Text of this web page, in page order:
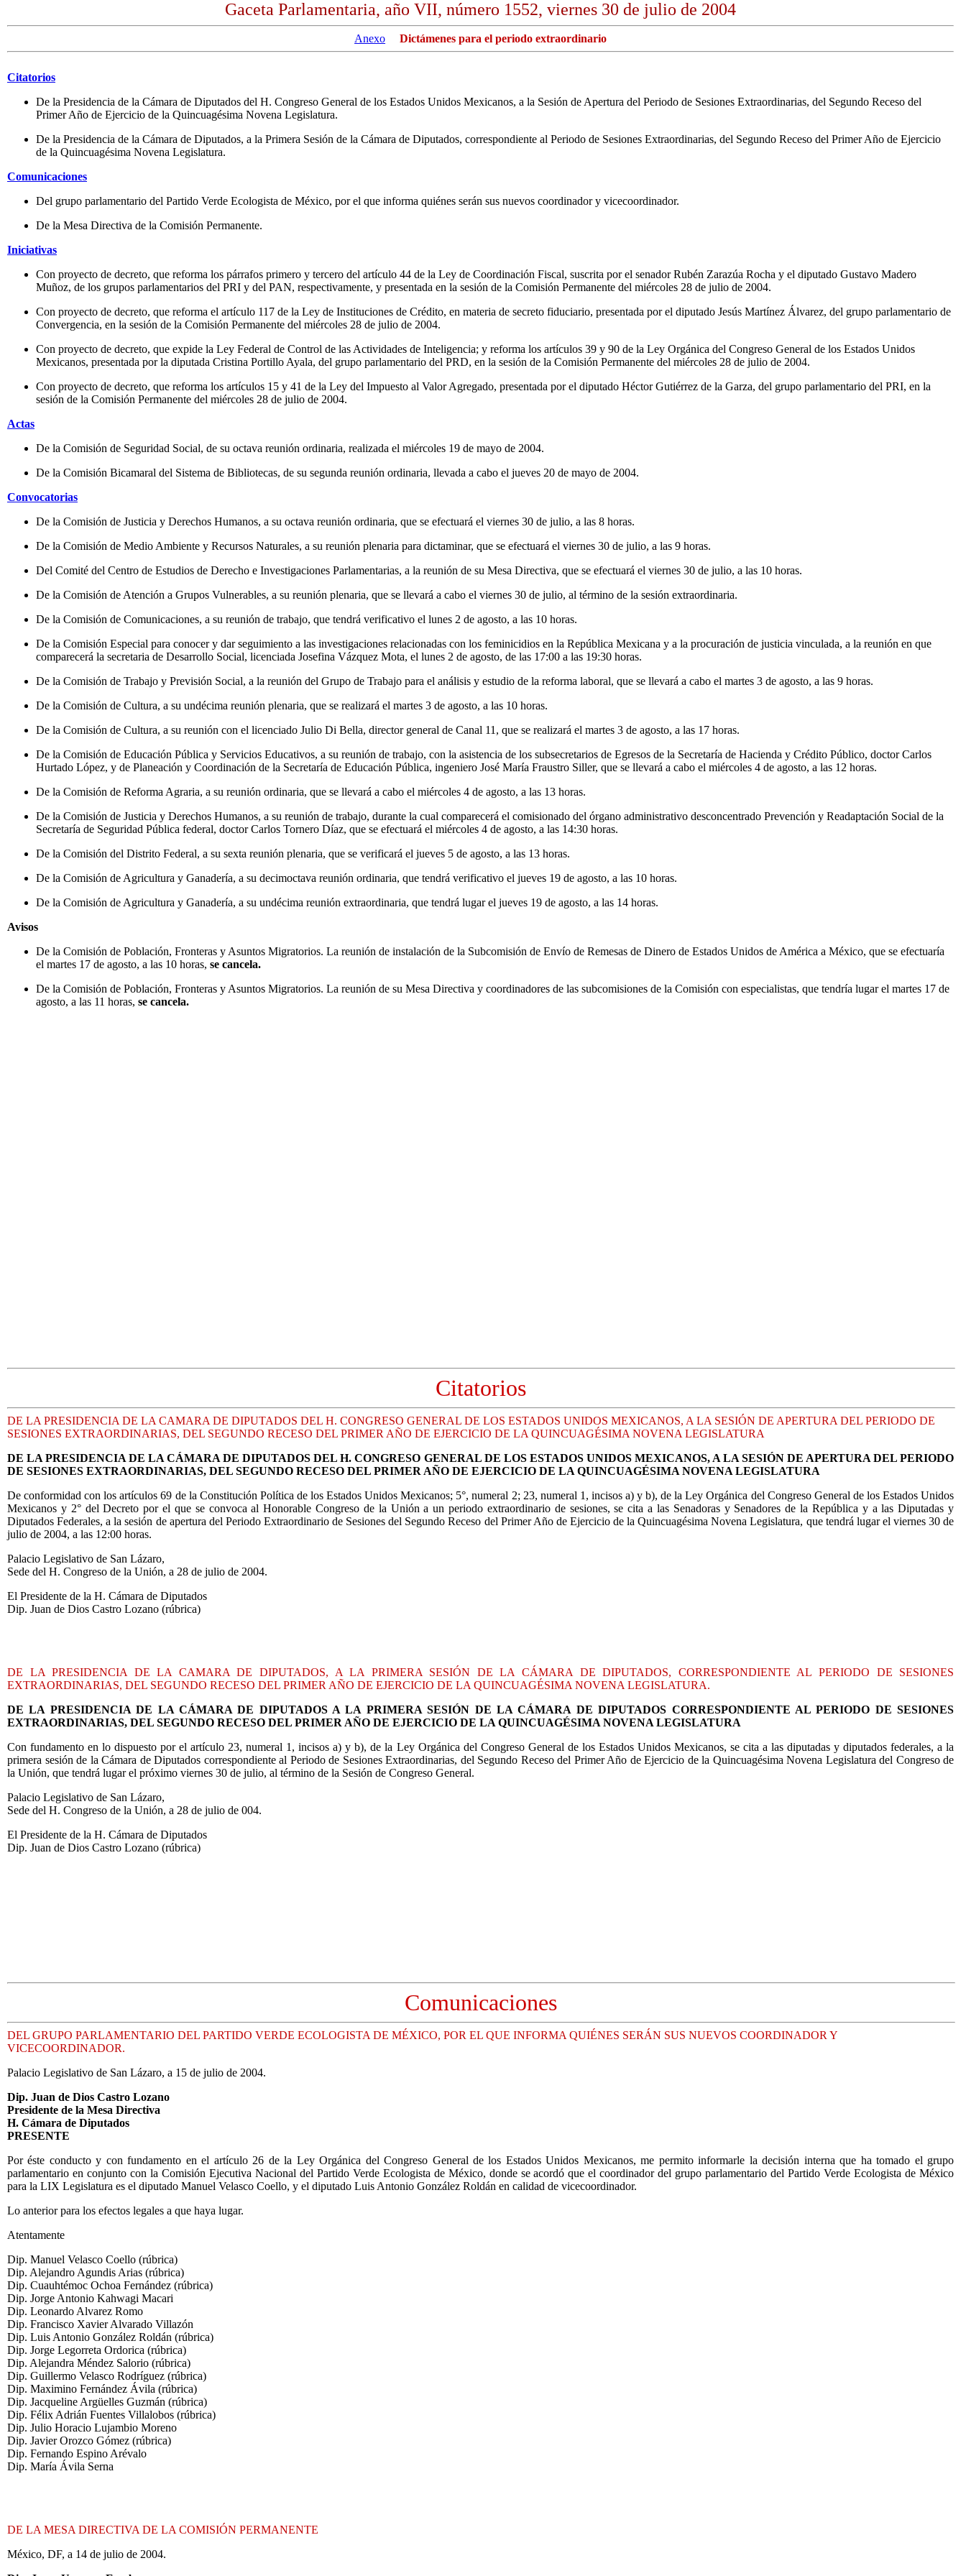
Gaceta Parlamentaria, año VII, número 1552, viernes 30 de julio de 2004
Anexo Dictámenes para el periodo extraordinario
Citatorios
De la Presidencia de la Cámara de Diputados del H. Congreso General de los Estados Unidos Mexicanos, a la Sesión de Apertura del Periodo de Sesiones Extraordinarias, del Segundo Receso del
Primer Año de Ejercicio de la Quincuagésima Novena Legislatura.
De la Presidencia de la Cámara de Diputados, a la Primera Sesión de la Cámara de Diputados, correspondiente al Periodo de Sesiones Extraordinarias, del Segundo Receso del Primer Año de Ejercicio
de la Quincuagésima Novena Legislatura.
Comunicaciones
Del grupo parlamentario del Partido Verde Ecologista de México, por el que informa quiénes serán sus nuevos coordinador y vicecoordinador.
De la Mesa Directiva de la Comisión Permanente.
Iniciativas
Con proyecto de decreto, que reforma los párrafos primero y tercero del artículo 44 de la Ley de Coordinación Fiscal, suscrita por el senador Rubén Zarazúa Rocha y el diputado Gustavo Madero
Muñoz, de los grupos parlamentarios del PRI y del PAN, respectivamente, y presentada en la sesión de la Comisión Permanente del miércoles 28 de julio de 2004.
Con proyecto de decreto, que reforma el artículo 117 de la Ley de Instituciones de Crédito, en materia de secreto fiduciario, presentada por el diputado Jesús Martínez Álvarez, del grupo parlamentario de
Convergencia, en la sesión de la Comisión Permanente del miércoles 28 de julio de 2004.
Con proyecto de decreto, que expide la Ley Federal de Control de las Actividades de Inteligencia; y reforma los artículos 39 y 90 de la Ley Orgánica del Congreso General de los Estados Unidos
Mexicanos, presentada por la diputada Cristina Portillo Ayala, del grupo parlamentario del PRD, en la sesión de la Comisión Permanente del miércoles 28 de julio de 2004.
Con proyecto de decreto, que reforma los artículos 15 y 41 de la Ley del Impuesto al Valor Agregado, presentada por el diputado Héctor Gutiérrez de la Garza, del grupo parlamentario del PRI, en la
sesión de la Comisión Permanente del miércoles 28 de julio de 2004.
Actas
De la Comisión de Seguridad Social, de su octava reunión ordinaria, realizada el miércoles 19 de mayo de 2004.
De la Comisión Bicamaral del Sistema de Bibliotecas, de su segunda reunión ordinaria, llevada a cabo el jueves 20 de mayo de 2004.
Convocatorias
De la Comisión de Justicia y Derechos Humanos, a su octava reunión ordinaria, que se efectuará el viernes 30 de julio, a las 8 horas.
De la Comisión de Medio Ambiente y Recursos Naturales, a su reunión plenaria para dictaminar, que se efectuará el viernes 30 de julio, a las 9 horas.
Del Comité del Centro de Estudios de Derecho e Investigaciones Parlamentarias, a la reunión de su Mesa Directiva, que se efectuará el viernes 30 de julio, a las 10 horas.
De la Comisión de Atención a Grupos Vulnerables, a su reunión plenaria, que se llevará a cabo el viernes 30 de julio, al término de la sesión extraordinaria.
De la Comisión de Comunicaciones, a su reunión de trabajo, que tendrá verificativo el lunes 2 de agosto, a las 10 horas.
De la Comisión Especial para conocer y dar seguimiento a las investigaciones relacionadas con los feminicidios en la República Mexicana y a la procuración de justicia vinculada, a la reunión en que
comparecerá la secretaria de Desarrollo Social, licenciada Josefina Vázquez Mota, el lunes 2 de agosto, de las 17:00 a las 19:30 horas.
De la Comisión de Trabajo y Previsión Social, a la reunión del Grupo de Trabajo para el análisis y estudio de la reforma laboral, que se llevará a cabo el martes 3 de agosto, a las 9 horas.
De la Comisión de Cultura, a su undécima reunión plenaria, que se realizará el martes 3 de agosto, a las 10 horas.
De la Comisión de Cultura, a su reunión con el licenciado Julio Di Bella, director general de Canal 11, que se realizará el martes 3 de agosto, a las 17 horas.
De la Comisión de Educación Pública y Servicios Educativos, a su reunión de trabajo, con la asistencia de los subsecretarios de Egresos de la Secretaría de Hacienda y Crédito Público, doctor Carlos
Hurtado López, y de Planeación y Coordinación de la Secretaría de Educación Pública, ingeniero José María Fraustro Siller, que se llevará a cabo el miércoles 4 de agosto, a las 12 horas.
De la Comisión de Reforma Agraria, a su reunión ordinaria, que se llevará a cabo el miércoles 4 de agosto, a las 13 horas.
De la Comisión de Justicia y Derechos Humanos, a su reunión de trabajo, durante la cual comparecerá el comisionado del órgano administrativo desconcentrado Prevención y Readaptación Social de la
Secretaría de Seguridad Pública federal, doctor Carlos Tornero Díaz, que se efectuará el miércoles 4 de agosto, a las 14:30 horas.
De la Comisión del Distrito Federal, a su sexta reunión plenaria, que se verificará el jueves 5 de agosto, a las 13 horas.
De la Comisión de Agricultura y Ganadería, a su decimoctava reunión ordinaria, que tendrá verificativo el jueves 19 de agosto, a las 10 horas.
De la Comisión de Agricultura y Ganadería, a su undécima reunión extraordinaria, que tendrá lugar el jueves 19 de agosto, a las 14 horas.
Avisos
De la Comisión de Población, Fronteras y Asuntos Migratorios. La reunión de instalación de la Subcomisión de Envío de Remesas de Dinero de Estados Unidos de América a México, que se efectuaría
el martes 17 de agosto, a las 10 horas, se cancela.
De la Comisión de Población, Fronteras y Asuntos Migratorios. La reunión de su Mesa Directiva y coordinadores de las subcomisiones de la Comisión con especialistas, que tendría lugar el martes 17 de
agosto, a las 11 horas, se cancela.
Citatorios
DE LA PRESIDENCIA DE LA CAMARA DE DIPUTADOS DEL H. CONGRESO GENERAL DE LOS ESTADOS UNIDOS MEXICANOS, A LA SESIÓN DE APERTURA DEL PERIODO DE
SESIONES EXTRAORDINARIAS, DEL SEGUNDO RECESO DEL PRIMER AÑO DE EJERCICIO DE LA QUINCUAGÉSIMA NOVENA LEGISLATURA
DE LA PRESIDENCIA DE LA CÁMARA DE DIPUTADOS DEL H. CONGRESO GENERAL DE LOS ESTADOS UNIDOS MEXICANOS, A LA SESIÓN DE APERTURA DEL PERIODO
DE SESIONES EXTRAORDINARIAS, DEL SEGUNDO RECESO DEL PRIMER AÑO DE EJERCICIO DE LA QUINCUAGÉSIMA NOVENA LEGISLATURA
De conformidad con los artículos 69 de la Constitución Política de los Estados Unidos Mexicanos; 5°, numeral 2; 23, numeral 1, incisos a) y b), de la Ley Orgánica del Congreso General de los Estados Unidos
Mexicanos y 2° del Decreto por el que se convoca al Honorable Congreso de la Unión a un periodo extraordinario de sesiones, se cita a las Senadoras y Senadores de la República y a las Diputadas y
Diputados Federales, a la sesión de apertura del Periodo Extraordinario de Sesiones del Segundo Receso del Primer Año de Ejercicio de la Quincuagésima Novena Legislatura, que tendrá lugar el viernes 30 de
julio de 2004, a las 12:00 horas.
Palacio Legislativo de San Lázaro,
Sede del H. Congreso de la Unión, a 28 de julio de 2004.
El Presidente de la H. Cámara de Diputados
Dip. Juan de Dios Castro Lozano (rúbrica)
DE LA PRESIDENCIA DE LA CAMARA DE DIPUTADOS, A LA PRIMERA SESIÓN DE LA CÁMARA DE DIPUTADOS, CORRESPONDIENTE AL PERIODO DE SESIONES
EXTRAORDINARIAS, DEL SEGUNDO RECESO DEL PRIMER AÑO DE EJERCICIO DE LA QUINCUAGÉSIMA NOVENA LEGISLATURA.
DE LA PRESIDENCIA DE LA CÁMARA DE DIPUTADOS A LA PRIMERA SESIÓN DE LA CÁMARA DE DIPUTADOS CORRESPONDIENTE AL PERIODO DE SESIONES
EXTRAORDINARIAS, DEL SEGUNDO RECESO DEL PRIMER AÑO DE EJERCICIO DE LA QUINCUAGÉSIMA NOVENA LEGISLATURA
Con fundamento en lo dispuesto por el artículo 23, numeral 1, incisos a) y b), de la Ley Orgánica del Congreso General de los Estados Unidos Mexicanos, se cita a las diputadas y diputados federales, a la
primera sesión de la Cámara de Diputados correspondiente al Periodo de Sesiones Extraordinarias, del Segundo Receso del Primer Año de Ejercicio de la Quincuagésima Novena Legislatura del Congreso de
la Unión, que tendrá lugar el próximo viernes 30 de julio, al término de la Sesión de Congreso General.
Palacio Legislativo de San Lázaro,
Sede del H. Congreso de la Unión, a 28 de julio de 004.
El Presidente de la H. Cámara de Diputados
Dip. Juan de Dios Castro Lozano (rúbrica)
Comunicaciones
DEL GRUPO PARLAMENTARIO DEL PARTIDO VERDE ECOLOGISTA DE MÉXICO, POR EL QUE INFORMA QUIÉNES SERÁN SUS NUEVOS COORDINADOR Y
VICECOORDINADOR.
Palacio Legislativo de San Lázaro, a 15 de julio de 2004.
Dip. Juan de Dios Castro Lozano
Presidente de la Mesa Directiva
H. Cámara de Diputados
PRESENTE
Por éste conducto y con fundamento en el artículo 26 de la Ley Orgánica del Congreso General de los Estados Unidos Mexicanos, me permito informarle la decisión interna que ha tomado el grupo
parlamentario en conjunto con la Comisión Ejecutiva Nacional del Partido Verde Ecologista de México, donde se acordó que el coordinador del grupo parlamentario del Partido Verde Ecologista de México
para la LIX Legislatura es el diputado Manuel Velasco Coello, y el diputado Luis Antonio González Roldán en calidad de vicecoordinador.
Lo anterior para los efectos legales a que haya lugar.
Atentamente
Dip. Manuel Velasco Coello (rúbrica)
Dip. Alejandro Agundis Arias (rúbrica)
Dip. Cuauhtémoc Ochoa Fernández (rúbrica)
Dip. Jorge Antonio Kahwagi Macari
Dip. Leonardo Alvarez Romo
Dip. Francisco Xavier Alvarado Villazón
Dip. Luis Antonio González Roldán (rúbrica)
Dip. Jorge Legorreta Ordorica (rúbrica)
Dip. Alejandra Méndez Salorio (rúbrica)
Dip. Guillermo Velasco Rodríguez (rúbrica)
Dip. Maximino Fernández Ávila (rúbrica)
Dip. Jacqueline Argüelles Guzmán (rúbrica)
Dip. Félix Adrián Fuentes Villalobos (rúbrica)
Dip. Julio Horacio Lujambio Moreno
Dip. Javier Orozco Gómez (rúbrica)
Dip. Fernando Espino Arévalo
Dip. María Ávila Serna
DE LA MESA DIRECTIVA DE LA COMISIÓN PERMANENTE
México, DF, a 14 de julio de 2004.